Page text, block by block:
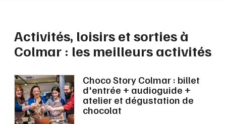
68 - Haut-Rhin
Mon email
Activités, loisirs et sorties à
Colmar : les meilleurs activités
Choco Story Colmar : billet
d'entrée + audioguide +
atelier et dégustation de
chocolat